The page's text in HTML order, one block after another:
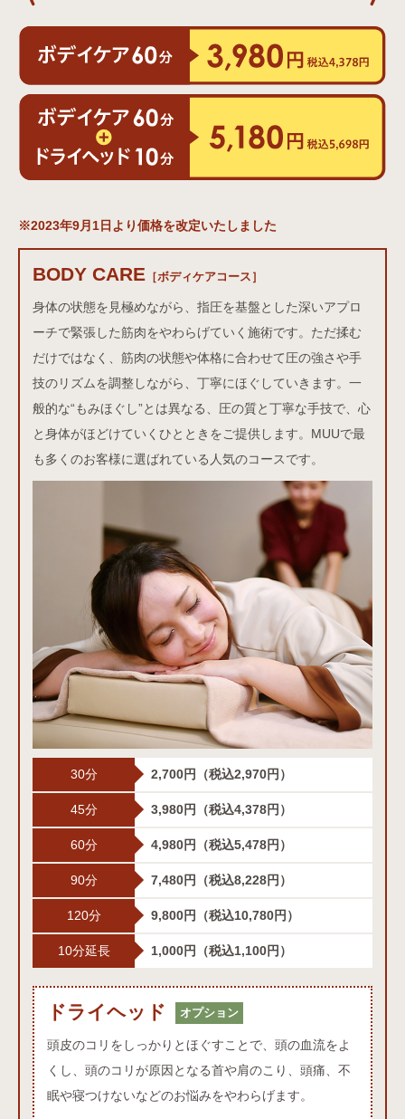
※2023年9月1日より価格を改定いたしました
ボディケアコース
BODY CARE ［ボディケアコース］
身体の状態を見極めながら、指圧を基盤とした深いアプロ
ーチで緊張した筋肉をやわらげていく施術です。ただ揉む
だけではなく、筋肉の状態や体格に合わせて圧の強さや手
技のリズムを調整しながら、丁寧にほぐしていきます。一
般的な“もみほぐし”とは異なる、圧の質と丁寧な手技で、心
と身体がほどけていくひとときをご提供します。MUUで最
も多くのお客様に選ばれている人気のコースです。
30分 2,700円 （税込2,970円）
45分 3,980円 （税込4,378円）
60分 4,980円 （税込5,478円）
90分 7,480円 （税込8,228円）
120分 9,800円 （税込10,780円）
10分延長 1,000円 （税込1,100円）
ドライヘッドオプション
ドライヘッド オプション
頭皮のコリをしっかりとほぐすことで、頭の血流をよ
くし、頭のコリが原因となる首や肩のこり、頭痛、不
眠や寝つけないなどのお悩みをやわらげます。